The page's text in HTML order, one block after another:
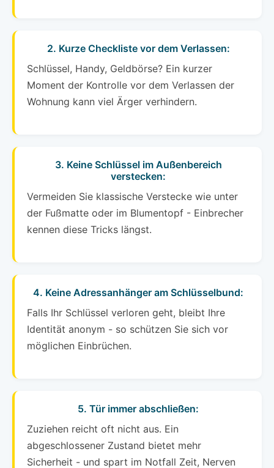
2. Kurze Checkliste vor dem Verlassen:
Schlüssel, Handy, Geldbörse? Ein kurzer
Moment der Kontrolle vor dem Verlassen der
Wohnung kann viel Ärger verhindern.
3. Keine Schlüssel im Außenbereich
verstecken:
Vermeiden Sie klassische Verstecke wie unter
der Fußmatte oder im Blumentopf - Einbrecher
kennen diese Tricks längst.
4. Keine Adressanhänger am Schlüsselbund:
Falls Ihr Schlüssel verloren geht, bleibt Ihre
Identität anonym - so schützen Sie sich vor
möglichen Einbrüchen.
5. Tür immer abschließen:
Zuziehen reicht oft nicht aus. Ein
abgeschlossener Zustand bietet mehr
Sicherheit - und spart im Notfall Zeit, Nerven